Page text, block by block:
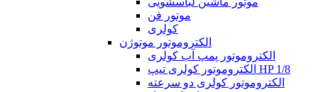
موتور فن
کولری
الکتروموتور موتوژن
الکتروموتور پمپ آب کولری
الکتروموتور کولری تیپ HP 1/8
الکتروموتور کولری دو سرعته